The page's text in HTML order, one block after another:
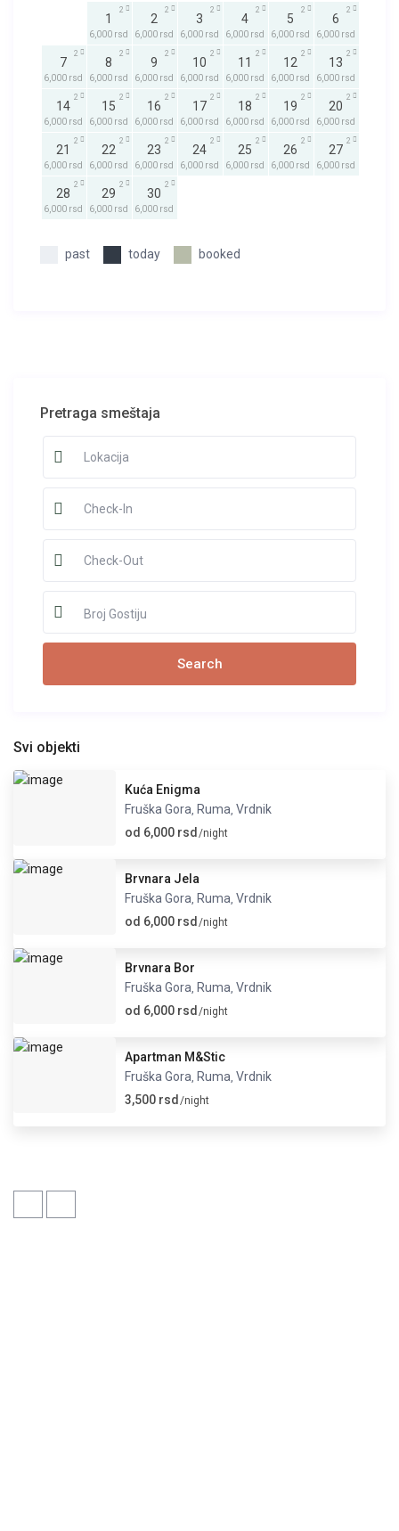
1
6,000 rsd
2
2
6,000 rsd
2
3
6,000 rsd
2
4
6,000 rsd
2
5
6,000 rsd
2
6
6,000 rsd
2
7
6,000 rsd
2
8
6,000 rsd
2
9
6,000 rsd
2
10
6,000 rsd
2
11
6,000 rsd
2
12
6,000 rsd
2
13
6,000 rsd
2
14
6,000 rsd
2
15
6,000 rsd
2
16
6,000 rsd
2
17
6,000 rsd
2
18
6,000 rsd
2
19
6,000 rsd
2
20
6,000 rsd
2
21
6,000 rsd
2
22
6,000 rsd
2
23
6,000 rsd
2
24
6,000 rsd
2
25
6,000 rsd
2
26
6,000 rsd
2
27
6,000 rsd
2
28
6,000 rsd
2
29
6,000 rsd
2
30
6,000 rsd
2
past today booked
Pretraga smeštaja
Broj Gostiju
Svi objekti
Kuća Enigma
Fruška Gora Ruma ,Vrdnik
od 6,000 rsd /night
Brvnara Jela
Fruška Gora Ruma ,Vrdnik
od 6,000 rsd /night
Brvnara Bor
Fruška Gora Ruma ,Vrdnik
od 6,000 rsd /night
Apartman M&Stic
Fruška Gora Ruma ,Vrdnik
3,500 rsd /night